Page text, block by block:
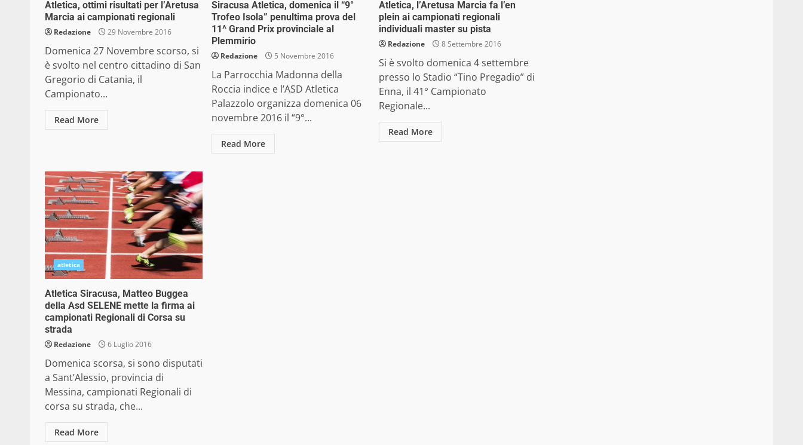
Atletica, ottimi risultati per l’Aretusa
Marcia ai campionati regionali
Redazione 29 Novembre 2016
Domenica 27 Novembre scorso, si
è svolto nel centro cittadino di San
Gregorio di Catania, il
Campionato...
Read More
Siracusa Atletica, domenica il “9°
Trofeo Isola” penultima prova del
11^ Grand Prix provinciale al
Plemmirio
Redazione 5 Novembre 2016
La Parrocchia Madonna della
Roccia indice e l’ASD Atletica
Palazzolo organizza domenica 06
novembre 2016 il “9°...
Read More
Atletica, l’Aretusa Marcia fa l’en
plein ai campionati regionali
individuali master su pista
Redazione 8 Settembre 2016
Si è svolto domenica 4 settembre
presso lo Stadio “Tino Pregadio” di
Enna, il 41° Campionato
Regionale...
Read More
atletica
Atletica Siracusa, Matteo Buggea
della Asd SELENE mette la firma ai
campionati Regionali di Corsa su
strada
Redazione 6 Luglio 2016
Domenica scorsa, si sono disputati
a Sant’Alessio, provincia di
Messina, campionati Regionali di
corsa su strada, che...
Read More